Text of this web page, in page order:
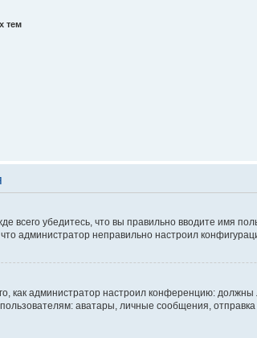
тем
всего убедитесь, что вы правильно вводите имя
администратор неправильно настроил
как администратор настроил конференцию:
аватары, личные сообщения,